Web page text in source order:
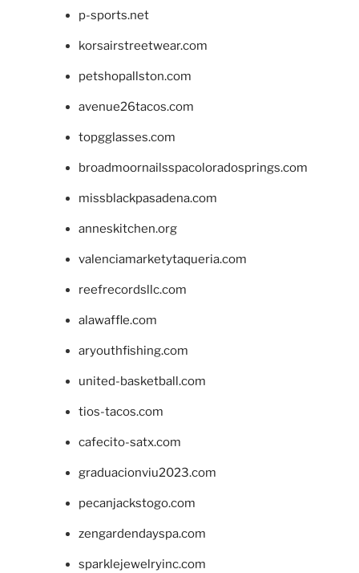
p-sports.net
korsairstreetwear.com
petshopallston.com
avenue26tacos.com
topgglasses.com
broadmoornailsspacoloradosprings.com
missblackpasadena.com
anneskitchen.org
valenciamarketytaqueria.com
reefrecordsllc.com
alawaffle.com
aryouthfishing.com
united-basketball.com
tios-tacos.com
cafecito-satx.com
graduacionviu2023.com
pecanjackstogo.com
zengardendayspa.com
sparklejewelryinc.com